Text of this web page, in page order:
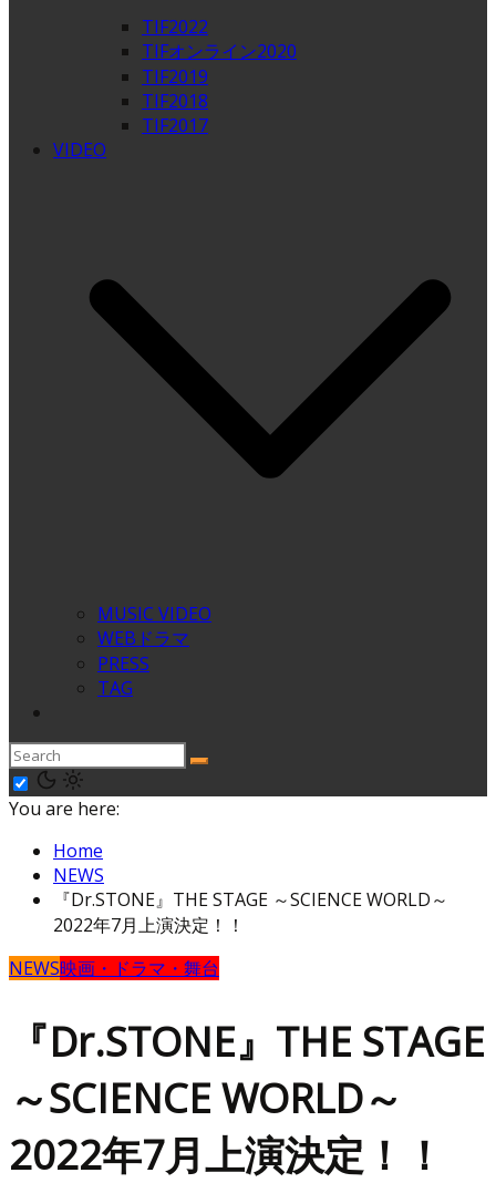
TIF2022
TIFオンライン2020
TIF2019
TIF2018
TIF2017
VIDEO
MUSIC VIDEO
WEBドラマ
PRESS
TAG
You are here:
Home
NEWS
『Dr.STONE』THE STAGE ～SCIENCE WORLD～
2022年7月上演決定！！
NEWS映画・ドラマ・舞台
『Dr.STONE』THE STAGE
～SCIENCE WORLD～
2022年7月上演決定！！